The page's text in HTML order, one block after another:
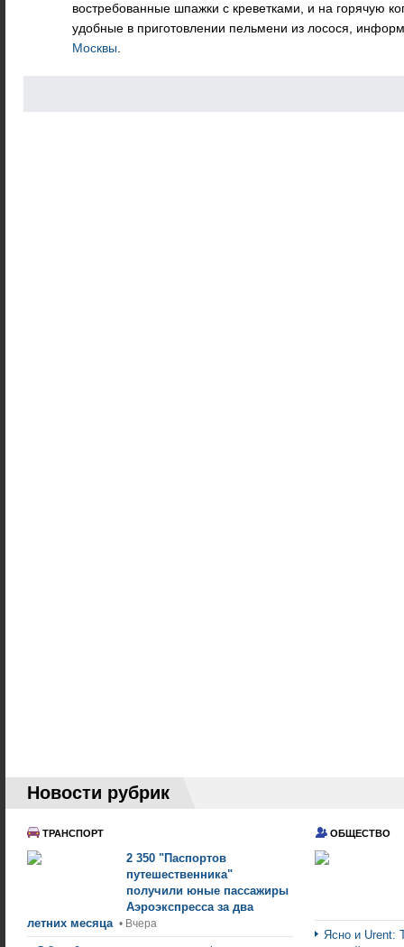
востребованные шпажки с креветками, и на горячую
удобные в приготовлении пельмени из лосося,
Москвы
Новости рубрик
ТРАНСПОРТ
2 350 "Паспортов
путешественника"
получили юные пассажиры
Аэроэкспресса за два
летних месяца • Вчера
ОБЩЕСТВО
Ясно и Urent: